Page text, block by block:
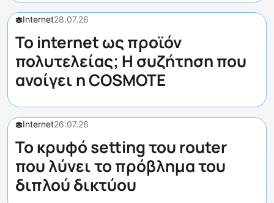
Internet28.07.26
Το internet ως προϊόν
πολυτελείας; Η συζήτηση που
ανοίγει η COSMOTE
Internet26.07.26
Το κρυφό setting του router
που λύνει το πρόβλημα του
διπλού δικτύου